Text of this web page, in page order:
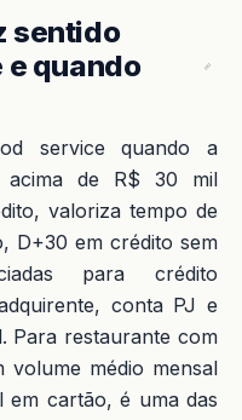
sentido
quando
service quando a
acima de R$ 30 mil
valoriza tempo de
D+30 em crédito sem
para crédito
conta PJ e
Para restaurante com
médio mensal
cartão, é uma das